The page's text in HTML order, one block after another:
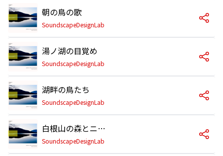
朝の鳥の歌
SoundscapeDesignLab
湯ノ湖の目覚め
SoundscapeDesignLab
湖畔の鳥たち
SoundscapeDesignLab
白根山の森とニホンザルの群れ
SoundscapeDesignLab